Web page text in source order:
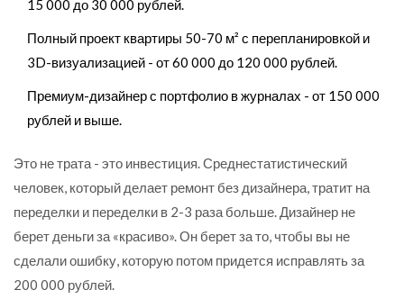
15 000 до 30 000 рублей.
Полный проект квартиры 50-70 м² с перепланировкой и
3D-визуализацией - от 60 000 до 120 000 рублей.
Премиум-дизайнер с портфолио в журналах - от 150 000
рублей и выше.
Это не трата - это инвестиция. Среднестатистический
человек, который делает ремонт без дизайнера, тратит на
переделки и переделки в 2-3 раза больше. Дизайнер не
берет деньги за «красиво». Он берет за то, чтобы вы не
сделали ошибку, которую потом придется исправлять за
200 000 рублей.